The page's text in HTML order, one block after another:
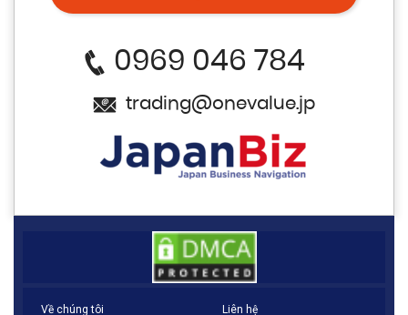
0969 046 784
trading@onevalue.jp
Về chúng tôi Liên hệ